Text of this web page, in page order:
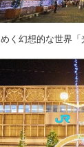
幻想的な世界「